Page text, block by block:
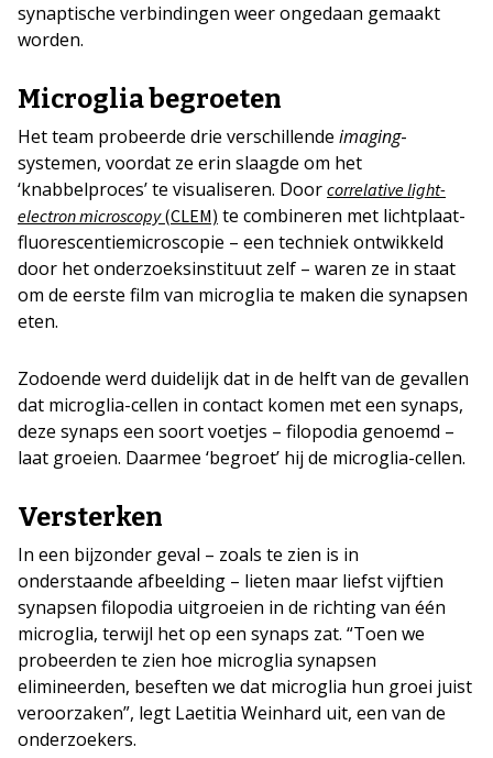
synaptische verbindingen weer ongedaan gemaakt
worden.
Microglia begroeten
Het team probeerde drie verschillende imaging-
systemen, voordat ze erin slaagde om het
‘knabbelproces’ te visualiseren. Door correlative light-
electron microscopy(CLEM) te combineren met lichtplaat-
fluorescentiemicroscopie – een techniek ontwikkeld
door het onderzoeksinstituut zelf – waren ze in staat
om de eerste film van microglia te maken die synapsen
eten.
Zodoende werd duidelijk dat in de helft van de gevallen
dat microglia-cellen in contact komen met een synaps,
deze synaps een soort voetjes – filopodia genoemd –
laat groeien. Daarmee ‘begroet’ hij de microglia-cellen.
Versterken
In een bijzonder geval – zoals te zien is in
onderstaande afbeelding – lieten maar liefst vijftien
synapsen filopodia uitgroeien in de richting van één
microglia, terwijl het op een synaps zat. “Toen we
probeerden te zien hoe microglia synapsen
elimineerden, beseften we dat microglia hun groei juist
veroorzaken”, legt Laetitia Weinhard uit, een van de
onderzoekers.